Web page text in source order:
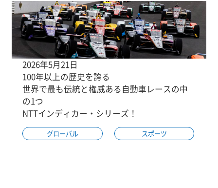
2026年5月21日
100年以上の歴史を誇る
世界で最も伝統と権威ある自動車レースの中
の1つ
NTTインディカー・シリーズ！
グローバル スポーツ